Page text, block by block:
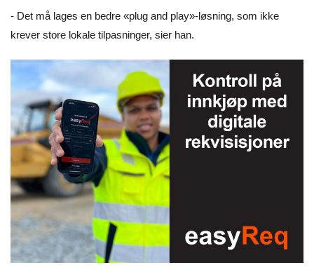
- Det må lages en bedre «plug and play»-løsning, som ikke
krever store lokale tilpasninger, sier han.